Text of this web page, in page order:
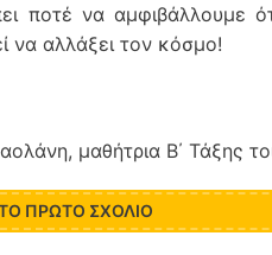
ποτέ να αμφιβάλλουμε
να αλλάξει τον κόσμο!
μαθήτρια Β΄ Τάξης
ΠΡΏΤΟ ΣΧΌΛΙΟ